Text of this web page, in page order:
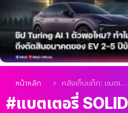
ล่าสุด
คุณอยู่ที่นี่:
หน้าหลัก คลังเก็บแท็ก: แบตเตอรี่ Solid-state LPSO ของจีน
แบตเตอรี่